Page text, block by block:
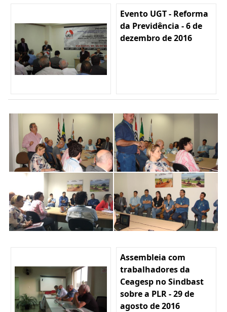
Evento UGT - Reforma
da Previdência - 6 de
dezembro de 2016
Assembleia com
trabalhadores da
Ceagesp no Sindbast
sobre a PLR - 29 de
agosto de 2016